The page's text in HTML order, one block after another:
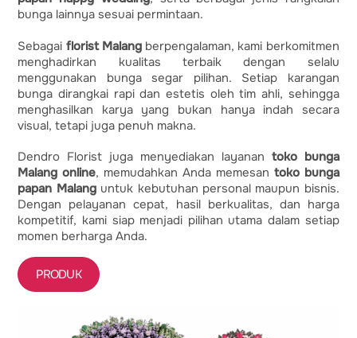
bunga lainnya sesuai permintaan.
Sebagai florist Malangberpengalaman, kami berkomitmen
menghadirkan kualitas terbaik dengan selalu
menggunakan bunga segar pilihan. Setiap karangan
bunga dirangkai rapi dan estetis oleh tim ahli, sehingga
menghasilkan karya yang bukan hanya indah secara
visual, tetapi juga penuh makna.
Dendro Florist juga menyediakan layanan toko bunga
Malang online, memudahkan Anda memesan toko bunga
papan Malanguntuk kebutuhan personal maupun bisnis.
Dengan pelayanan cepat, hasil berkualitas, dan harga
kompetitif, kami siap menjadi pilihan utama dalam setiap
momen berharga Anda.
PRODUK